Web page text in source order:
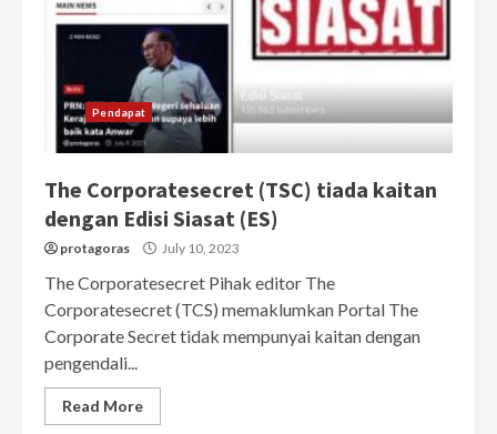
Pendapat
The Corporatesecret (TSC) tiada kaitan
dengan Edisi Siasat (ES)
protagoras July 10, 2023
The Corporatesecret Pihak editor The
Corporatesecret (TCS) memaklumkan Portal The
Corporate Secret tidak mempunyai kaitan dengan
pengendali...
Read More